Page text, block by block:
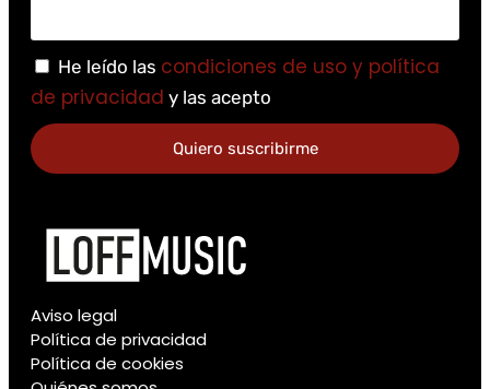
He leído las condiciones de uso y política
de privacidad y las acepto
Quiero suscribirme
Aviso legal
Política de privacidad
Política de cookies